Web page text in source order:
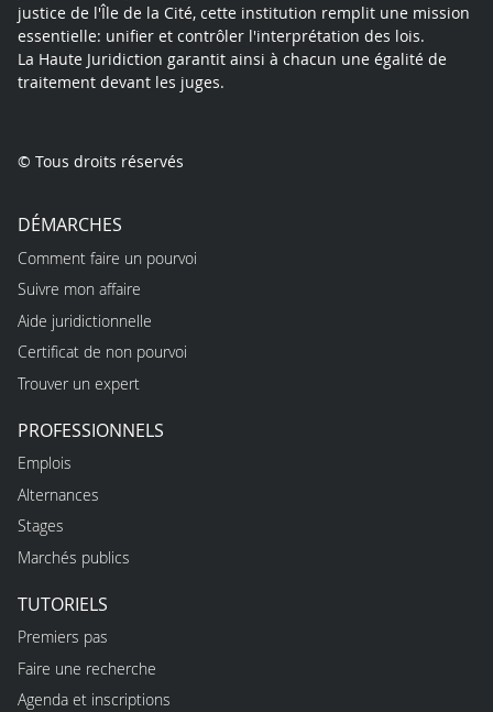
justice de l'Île de la Cité, cette institution remplit une mission
essentielle: unifier et contrôler l'interprétation des lois.
La Haute Juridiction garantit ainsi à chacun une égalité de
traitement devant les juges.
© Tous droits réservés
DÉMARCHES
Comment faire un pourvoi
Suivre mon affaire
Aide juridictionnelle
Certificat de non pourvoi
Trouver un expert
PROFESSIONNELS
Emplois
Alternances
Stages
Marchés publics
TUTORIELS
Premiers pas
Faire une recherche
Agenda et inscriptions